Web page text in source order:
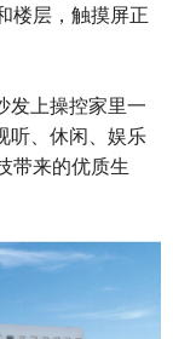
楼层，触摸屏正
上操控家里一
听、休闲、娱乐
带来的优质生